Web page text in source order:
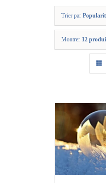
Trier par
Montrer 12